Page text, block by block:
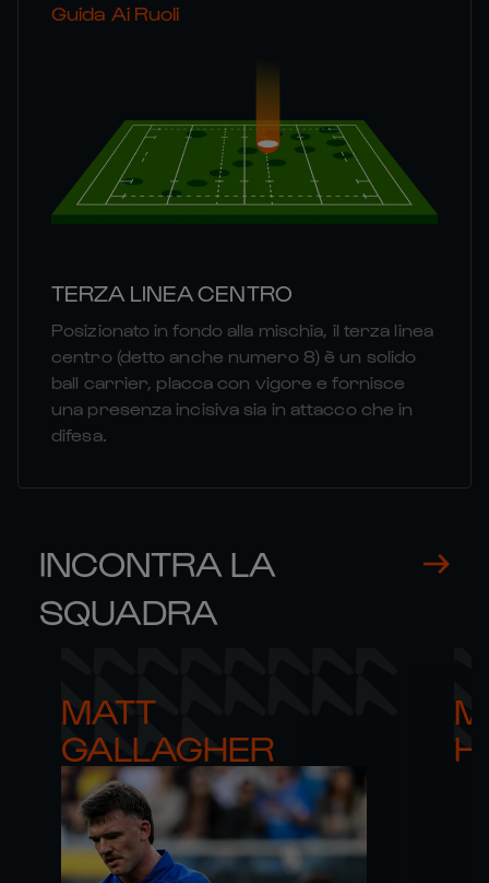
Guida Ai Ruoli
TERZA LINEA CENTRO
Posizionato in fondo alla mischia, il terza linea
centro (detto anche numero 8) è un solido
ball carrier, placca con vigore e fornisce
una presenza incisiva sia in attacco che in
difesa.
INCONTRA LA
SQUADRA
MATT
GALLAGHER